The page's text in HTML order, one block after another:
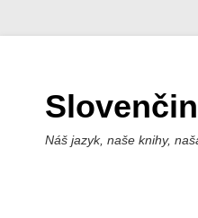
Náš jazyk, naše knihy,